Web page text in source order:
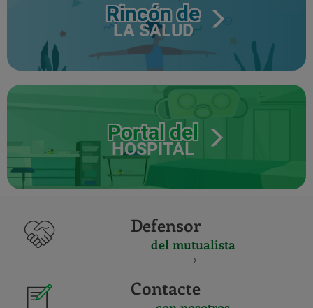
Rincón de
LA SALUD
Portal del
HOSPITAL
Defensor
del mutualista
Contacte